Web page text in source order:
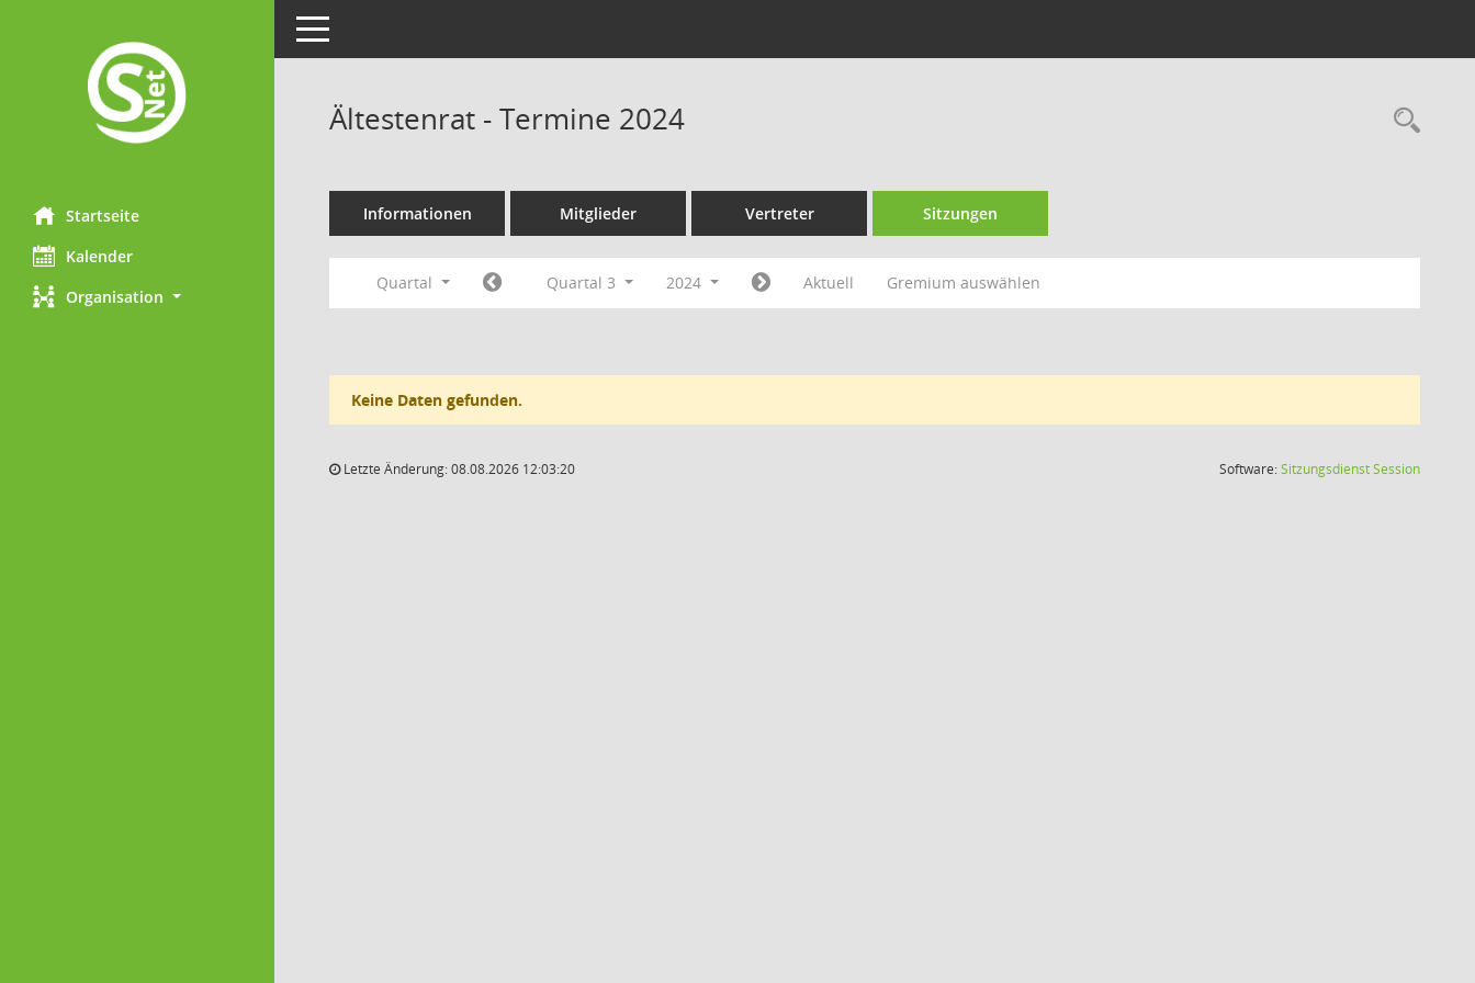
Startseite
Kalender
Organisation
Toggle navigation
Ältestenrat - Termine 2024
Informationen Mitglieder Vertreter Sitzungen
Quartal Quartal 3 2024 Aktuell Gremium auswählen
Keine Daten gefunden.
Letzte Änderung: 08.08.2026 12:03:20 Software:SitzungsdienstSession(Wird in